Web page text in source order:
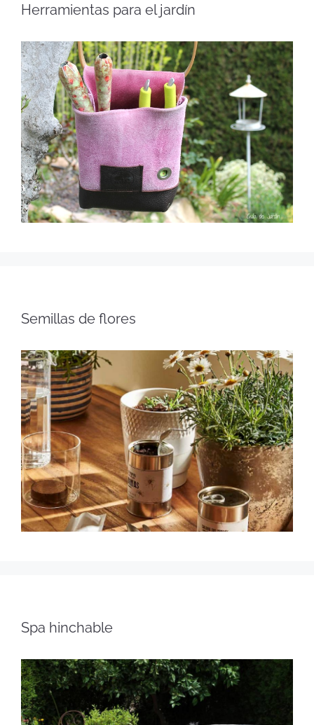
Herramientas para el jardín
Semillas de flores
Spa hinchable